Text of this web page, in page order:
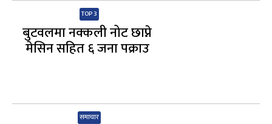
TOP 3
बुटवलमा नक्कली नोट छाप्ने
मेसिन सहित ६ जना पक्राउ
समाचार